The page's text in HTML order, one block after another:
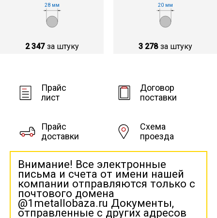
28 мм
2 347 за штуку
20 мм
3 278 за штуку
Прайс
лист
Договор
поставки
Прайс
доставки
Схема
проезда
Внимание! Все электронные
письма и счета от имени нашей
компании отправляются только с
почтового домена
@1metallobaza.ru Документы,
отправленные с других адресов